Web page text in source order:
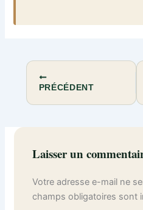
PRÉCÉDENT
Laisser un
Votre adresse e-mail ne
champs obligatoires sont